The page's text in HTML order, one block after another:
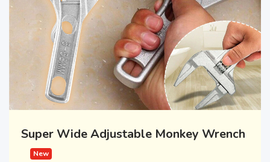
Super Wide Adjustable Monkey Wrench
New